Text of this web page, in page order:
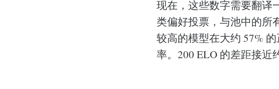
现在，这些数字需要翻译
类偏好投票，与池中的所
较高的模型在大约 57%
率。200 ELO 的差距接近